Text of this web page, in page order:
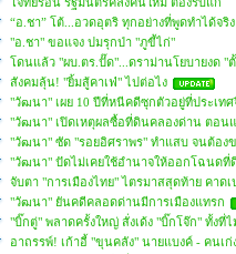
“อ.ชา” โต้...อวดอุตริ ทุกอย่างที่พูดทำได้จริง
"อ.ชา" ขอแจง ปมรุกป่า "ภูขี้ไก่"
โดนแล้ว "ผบ.ตร.ปั๊ด"...ดราม่านโยบายงด "
สังคมลุ้น! "ยิ้มสู้คาเฟ่" ไปต่อไง
"วัฒนา" เผย 10 ปีที่หนีคดีซุกตัวอยู่ที่ประเท
"วัฒนา" เปิดเหตุผลซื้อที่ดินคลองด่าน ตอนแ
"วัฒนา" ซัด "รอยอิศราพร" ทำแสบ จนต้อง
"วัฒนา" ปัดไม่เคยใช้อำนาจให้ออกโฉนดที่
จับตา "การเมืองไทย" ไตรมาสสุดท้าย คาด
"วัฒนา" ยันคดีคลอดด่านมีการเมืองแทรก
"บิ๊กตู่" พลาดครั้งใหญ่ สั่งเด้ง "บิ๊กโจ๊ก" ทั้งที่
อาถรรพ์! เก้าอี้ "ขุนคลัง" นายแบงค์ - คนเก่